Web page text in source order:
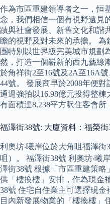
作為市區重建領導者之一，恒
念，我們相信一個有視野遠見
蹟與社會發展、新舊文化和諧
瞻的視野及對未來的承擔。
團特別以世界級完美城市規劃
然，打造一個嶄新的西九藝綠
於角祥街2至16號及2A至16A
44號。 發展商早於2008年便對
通過強拍以16.98億元投得整
有面積達8,238平方呎住客會所
福澤街38號: 大廈資料：福榮街
利奧坊‧曦岸位於大角咀福澤
咀）。 福澤街38號 利奧坊‧曦
澤街38號 根據「市區重建策
供「樓換樓」安排，作為現金
38號 住宅自住業主可選擇現
目內新發展物業的「樓換樓」